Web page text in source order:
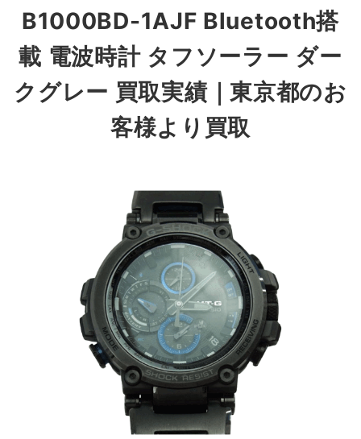
B1000BD-1AJF Bluetooth搭
載 電波時計 タフソーラー ダー
クグレー 買取実績｜東京都のお
客様より買取